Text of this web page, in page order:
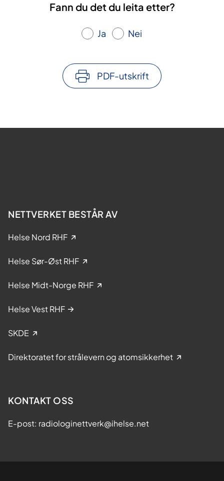
Fann du det du leita etter?
Ja Nei
PDF-utskrift
NETTVERKET BESTÅR AV
Helse Nord RHF
Helse Sør-Øst RHF
Helse Midt-Norge RHF
Helse Vest RHF
SKDE
Direktoratet for strålevern og atomsikkerhet
KONTAKT OSS
E-post: radiologinettverk@ihelse.net